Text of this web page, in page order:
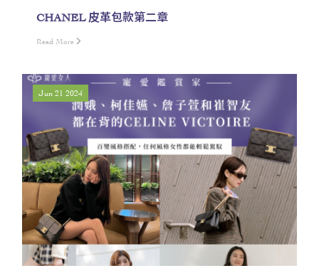
CHANEL 皮革包款第二章
Read More
Jun 21 2024